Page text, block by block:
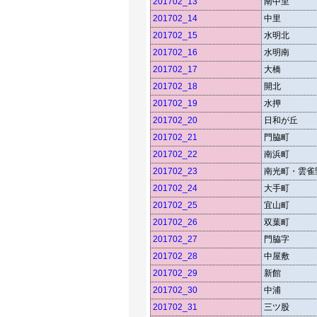
201702_14
中里
201702_15
水明北
201702_16
水明南
201702_17
大橋
201702_18
開北
201702_19
水押
201702_20
日和が丘
201702_21
門脇町
201702_22
南浜町
201702_23
南光町・雲
201702_24
大手町
201702_25
宜山町
201702_26
双葉町
201702_27
門脇字
201702_28
中屋敷
201702_29
新館
201702_30
中浦
201702_31
三ツ股